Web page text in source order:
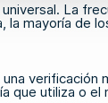
La
mayoría
utiliza o